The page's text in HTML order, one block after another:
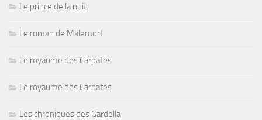
Le prince de la nuit
Le roman de Malemort
Le royaume des Carpates
Le royaume des Carpates
Les chroniques des Gardella